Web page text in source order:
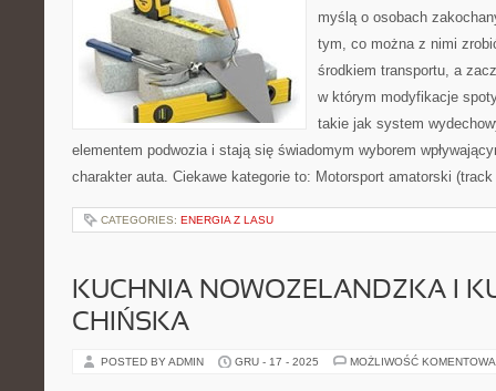
myślą o osobach
tym, co można z nimi
środkiem transportu, a
w którym modyfikacje
takie jak system
elementem podwozia i stają się świadomym wyborem
charakter auta. Ciekawe kategorie to: Motorsport amatorski
CATEGORIES: ENERGIA Z LASU
KUCHNIA NOWOZELANDZKA I
CHIŃSKA
POSTED BY ADMIN GRU - 17 - 2025 MOŻLIWOŚĆ